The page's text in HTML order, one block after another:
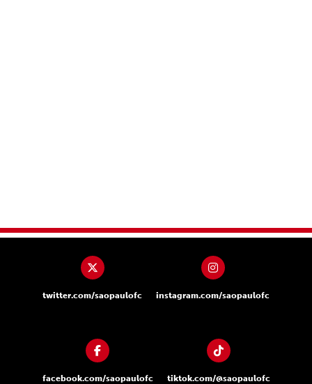
twitter.com/saopaulofc instagram.com/saopaulofc
facebook.com/saopaulofc tiktok.com/@saopaulofc